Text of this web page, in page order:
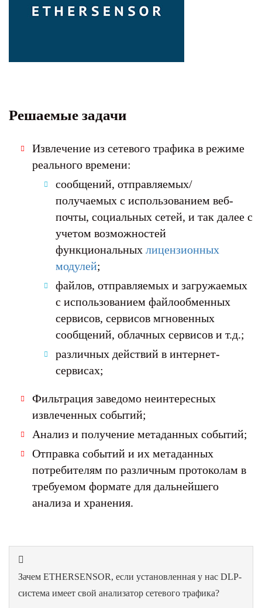
Решаемые задачи
Извлечение из сетевого трафика в режиме
реального времени:
сообщений, отправляемых/
получаемых с использованием веб-
почты, социальных сетей, и так далее с
учетом возможностей
функциональных лицензионных
модулей;
файлов, отправляемых и загружаемых
с использованием файлообменных
сервисов, сервисов мгновенных
сообщений, облачных сервисов и т.д.;
различных действий в интернет-
сервисах;
Фильтрация заведомо неинтересных
извлеченных событий;
Анализ и получение метаданных событий;
Отправка событий и их метаданных
потребителям по различным протоколам в
требуемом формате для дальнейшего
анализа и хранения.
Зачем ETHERSENSOR, если установленная у нас DLP-
система имеет свой анализатор сетевого трафика?